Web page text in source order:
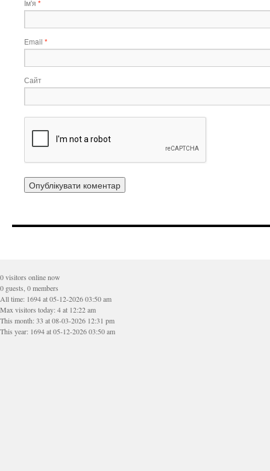
Ім'я *
Email *
Сайт
0 visitors online now
0 guests, 0 members
All time: 1694 at 05-12-2026 03:50 am
Max visitors today: 4 at 12:22 am
This month: 33 at 08-03-2026 12:31 pm
This year: 1694 at 05-12-2026 03:50 am